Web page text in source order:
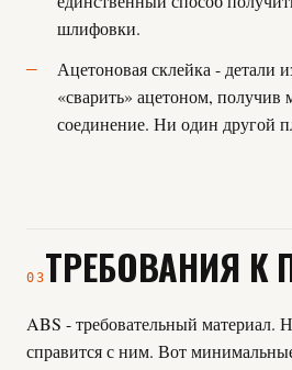
шлифовки.
Ацетоновая склейка - детали
«сварить» ацетоном, получив
соединение. Ни один другой
03ТРЕБОВАНИЯ К
ABS - требовательный материал.
справится с ним. Вот